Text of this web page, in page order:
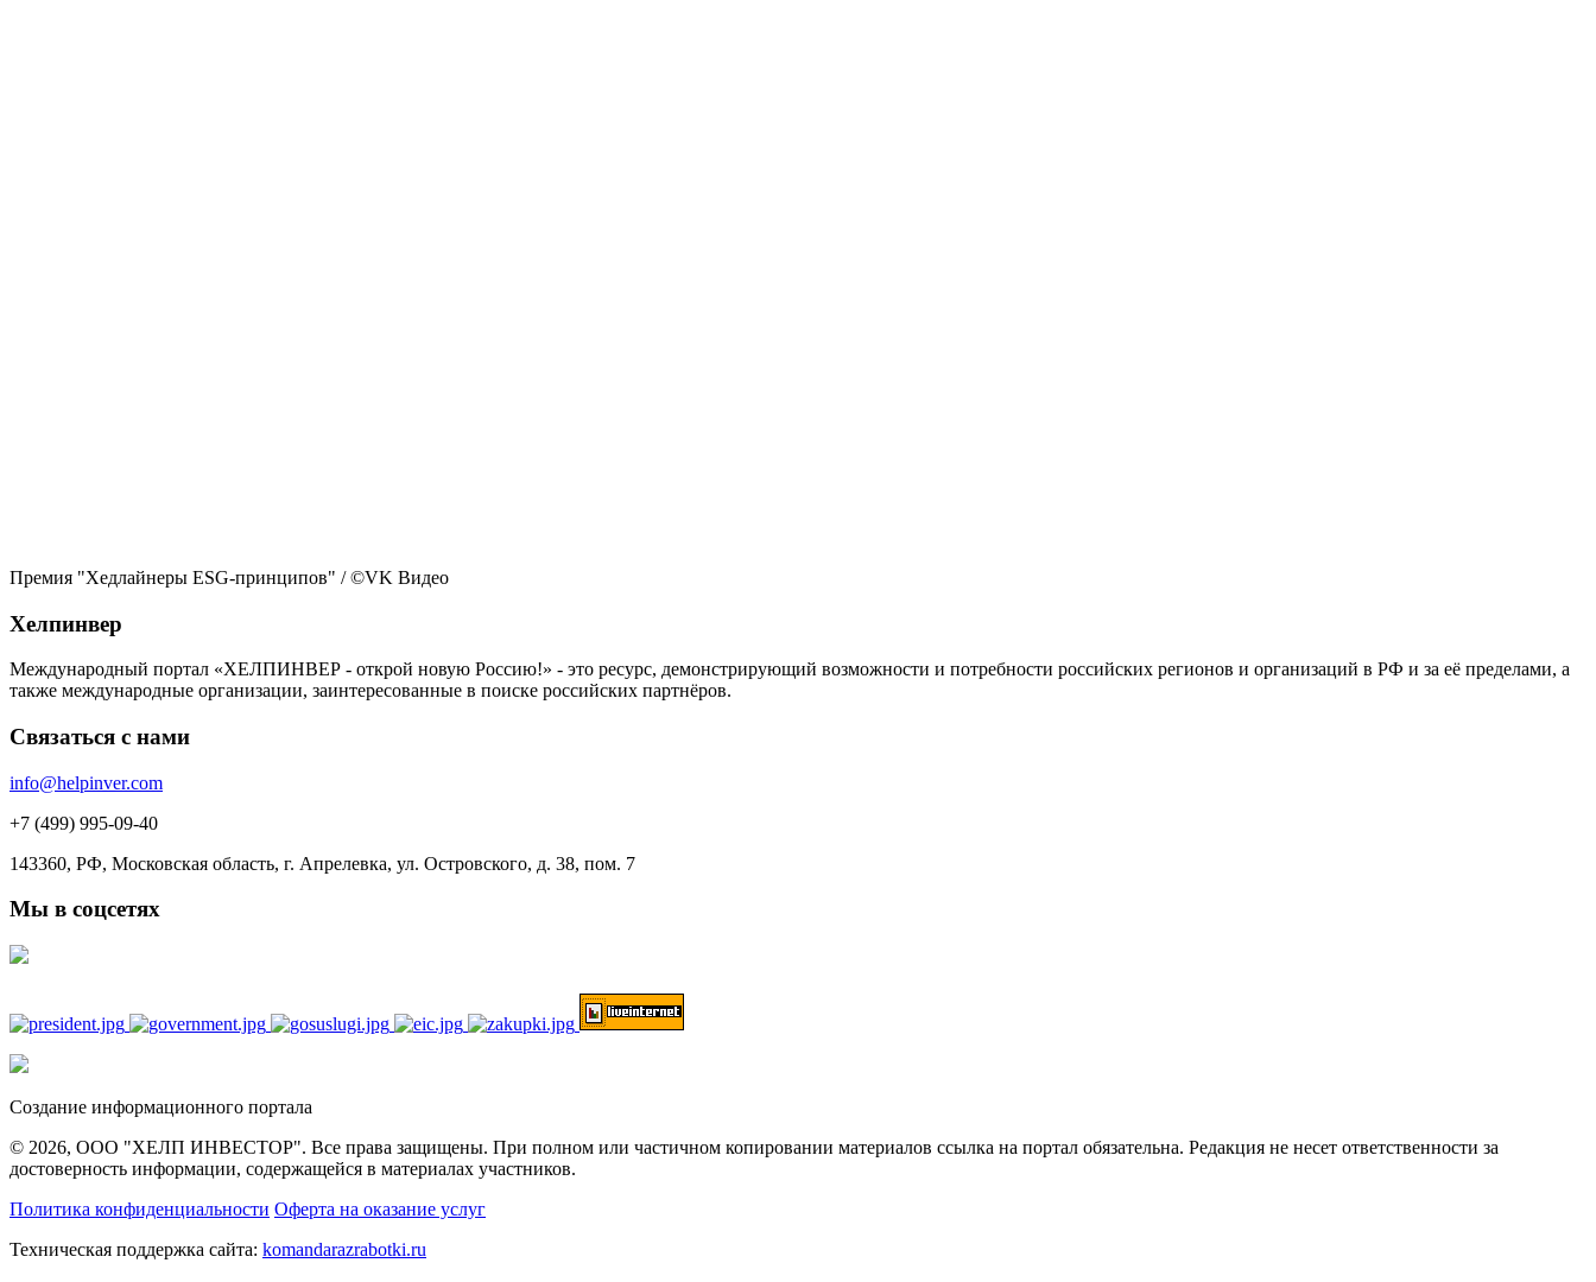
Премия "Хедлайнеры ESG-принципов" / ©VK Видео
Хелпинвер
Международный портал «ХЕЛПИНВЕР - открой новую Россию!» - это ресурс, демонстрирующий возможности и потребности российских регионов и организаций в РФ и за её пределами, а
также международные организации, заинтересованные в поиске российских партнёров.
Связаться с нами
info@helpinver.com
+7 (499) 995-09-40
143360, РФ, Московская область, г. Апрелевка, ул. Островского, д. 38, пом. 7
Мы в соцсетях
Создание информационного портала
© 2026, ООО "ХЕЛП ИНВЕСТОР". Все права защищены. При полном или частичном копировании материалов ссылка на портал обязательна. Редакция не несет ответственности за
достоверность информации, содержащейся в материалах участников.
Политика конфиденциальности Оферта на оказание услуг
Техническая поддержка сайта: komandarazrabotki.ru